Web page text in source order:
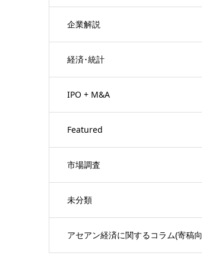
企業解説
経済･統計
IPO + M&A
Featured
市場調査
未分類
アセアン経済に関するコラム(寄稿向